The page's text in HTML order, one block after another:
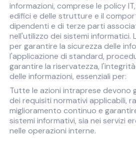
informazioni, comprese le policy
edifici e delle strutture e il
dipendenti e di terze parti
nell'utilizzo dei sistemi informatici.
per garantire la sicurezza delle
l'applicazione di standard,
garantire la riservatezza,
delle informazioni, essenziali per:
Tutte le azioni intraprese devono
dei requisiti normativi applicabili,
miglioramento continuo e
sistemi informativi, sia nei servizi
nelle operazioni interne.